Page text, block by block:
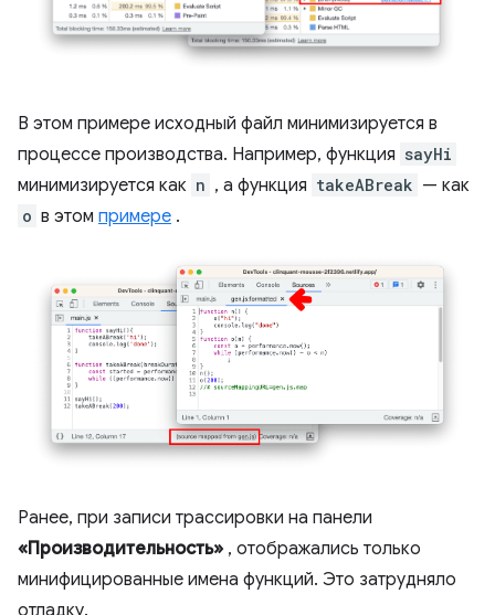
В этом примере исходный файл минимизируется в
процессе производства. Например, функция sayHi
минимизируется как n , а функция takeABreak — как
o в этом примере .
Ранее, при записи трассировки на панели
«Производительность» , отображались только
минифицированные имена функций. Это затрудняло